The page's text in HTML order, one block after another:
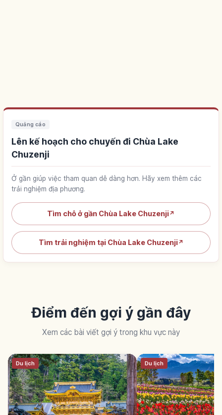
Quảng cáo
Lên kế hoạch cho chuyến đi Chùa Lake
Chuzenji
Ở gần giúp việc tham quan dễ dàng hơn. Hãy xem thêm các
trải nghiệm địa phương.
Tìm chỗ ở gần Chùa Lake Chuzenji↗
Tìm trải nghiệm tại Chùa Lake Chuzenji↗
Điểm đến gợi ý gần đây
Xem các bài viết gợi ý trong khu vực này
Du lịch Du lịch